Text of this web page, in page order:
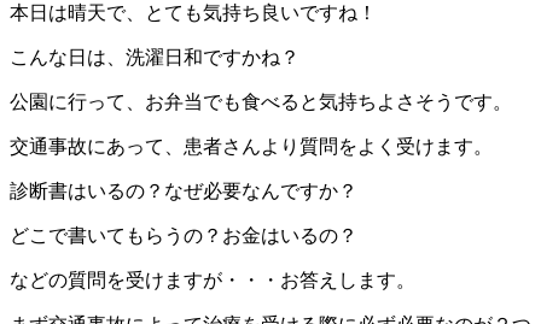
本日は晴天で、とても気持ち良いですね！
こんな日は、洗濯日和ですかね？
公園に行って、お弁当でも食べると気持ちよさそうです。
交通事故にあって、患者さんより質問をよく受けます。
診断書はいるの？なぜ必要なんですか？
どこで書いてもらうの？お金はいるの？
などの質問を受けますが・・・お答えします。